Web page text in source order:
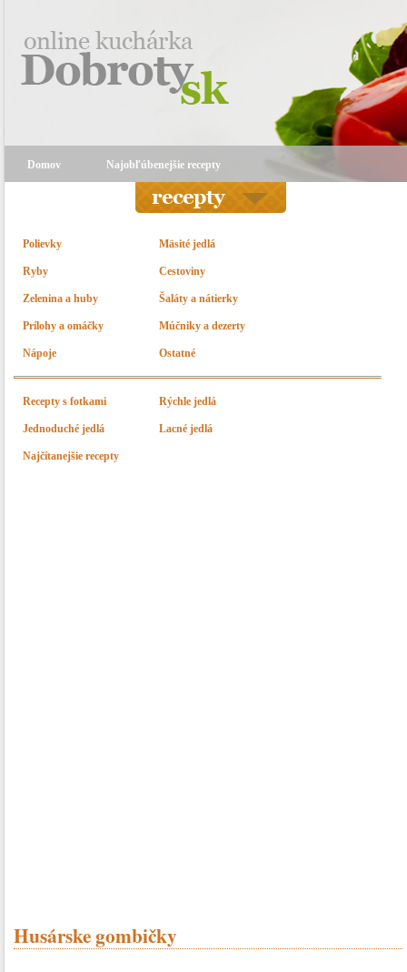
Domov Najobľúbenejšie recepty
Polievky Mäsité jedlá
Ryby Cestoviny
Zelenina a huby Šaláty a nátierky
Prílohy a omáčky Múčniky a dezerty
Nápoje Ostatné
Recepty s fotkami Rýchle jedlá
Jednoduché jedlá Lacné jedlá
Najčítanejšie recepty
Husárske gombičky